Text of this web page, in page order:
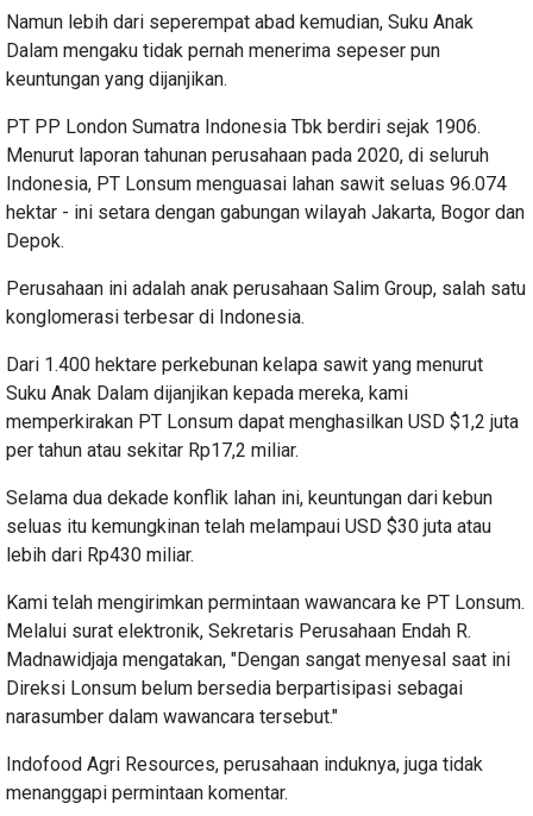
Namun lebih dari seperempat abad kemudian, Suku Anak
Dalam mengaku tidak pernah menerima sepeser pun
keuntungan yang dijanjikan.
PT PP London Sumatra Indonesia Tbk berdiri sejak 1906.
Menurut laporan tahunan perusahaan pada 2020, di seluruh
Indonesia, PT Lonsum menguasai lahan sawit seluas 96.074
hektar - ini setara dengan gabungan wilayah Jakarta, Bogor dan
Depok.
Perusahaan ini adalah anak perusahaan Salim Group, salah satu
konglomerasi terbesar di Indonesia.
Dari 1.400 hektare perkebunan kelapa sawit yang menurut
Suku Anak Dalam dijanjikan kepada mereka, kami
memperkirakan PT Lonsum dapat menghasilkan USD $1,2 juta
per tahun atau sekitar Rp17,2 miliar.
Selama dua dekade konflik lahan ini, keuntungan dari kebun
seluas itu kemungkinan telah melampaui USD $30 juta atau
lebih dari Rp430 miliar.
Kami telah mengirimkan permintaan wawancara ke PT Lonsum.
Melalui surat elektronik, Sekretaris Perusahaan Endah R.
Madnawidjaja mengatakan, "Dengan sangat menyesal saat ini
Direksi Lonsum belum bersedia berpartisipasi sebagai
narasumber dalam wawancara tersebut."
Indofood Agri Resources, perusahaan induknya, juga tidak
menanggapi permintaan komentar.